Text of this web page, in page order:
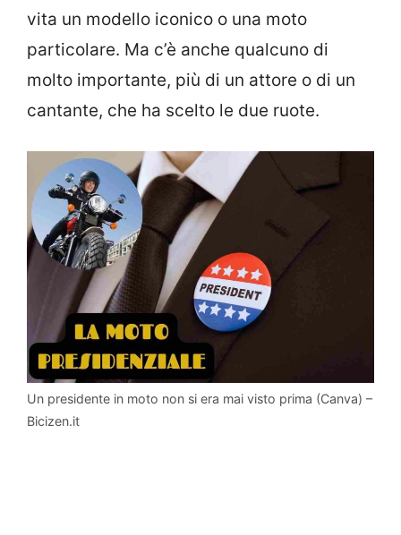
vita un modello iconico o una moto
particolare. Ma c’è anche qualcuno di
molto importante, più di un attore o di un
cantante, che ha scelto le due ruote.
Un presidente in moto non si era mai visto prima (Canva) –
Bicizen.it